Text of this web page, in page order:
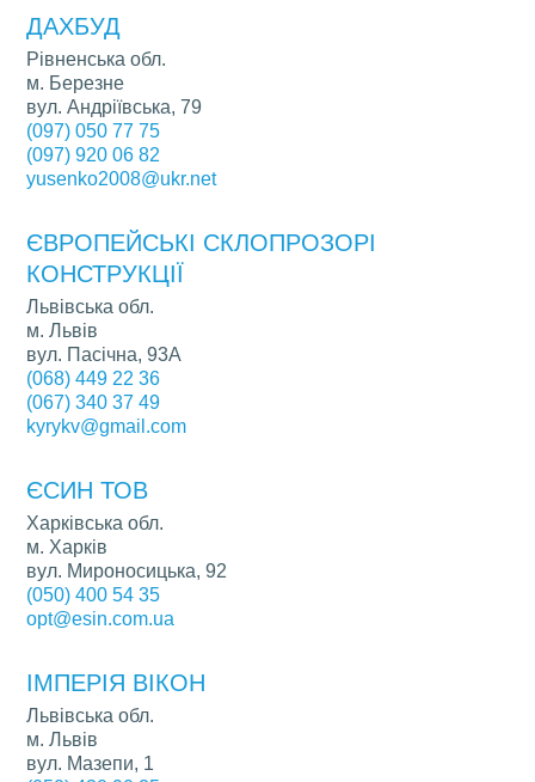
ДАХБУД
Рівненська обл.
м. Березне
вул. Андріївська, 79
(097) 050 77 75
(097) 920 06 82
yusenko2008@ukr.net
ЄВРОПЕЙСЬКІ СКЛОПРОЗОРІ
КОНСТРУКЦІЇ
Львівська обл.
м. Львів
вул. Пасічна, 93А
(068) 449 22 36
(067) 340 37 49
kyrykv@gmail.com
ЄСИН ТОВ
Харківська обл.
м. Харків
вул. Мироносицька, 92
(050) 400 54 35
opt@esin.com.ua
ІМПЕРІЯ ВІКОН
Львівська обл.
м. Львів
вул. Мазепи, 1